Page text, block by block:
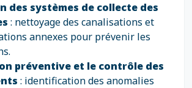
des systèmes de collecte des
: nettoyage des canalisations et
annexes pour prévenir les
préventive et le contrôle des
: identification des anomalies